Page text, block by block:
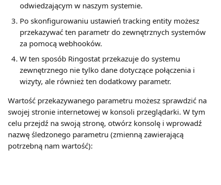
odwiedzającym w naszym systemie.
Po skonfigurowaniu ustawień tracking entity możesz
przekazywać ten parametr do zewnętrznych systemów
za pomocą webhooków.
W ten sposób Ringostat przekazuje do systemu
zewnętrznego nie tylko dane dotyczące połączenia i
wizyty, ale również ten dodatkowy parametr.
Wartość przekazywanego parametru możesz sprawdzić na
swojej stronie internetowej w konsoli przeglądarki. W tym
celu przejdź na swoją stronę, otwórz konsolę i wprowadź
nazwę śledzonego parametru (zmienną zawierającą
potrzebną nam wartość):